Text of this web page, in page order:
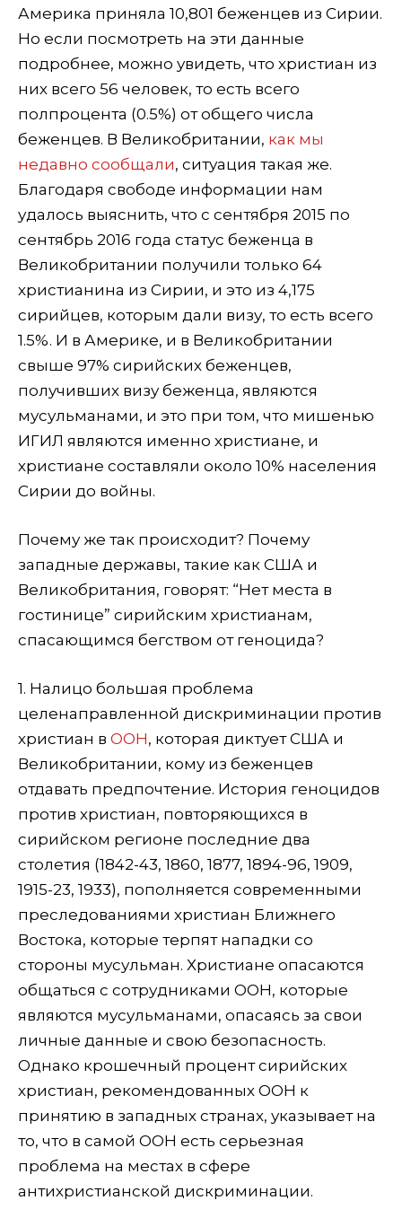
Америка приняла 10,801 беженцев из Сирии.
Но если посмотреть на эти данные
подробнее, можно увидеть, что христиан из
них всего 56 человек, то есть всего
полпроцента (0.5%) от общего числа
беженцев. В Великобритании, как мы
недавно сообщали, ситуация такая же.
Благодаря свободе информации нам
удалось выяснить, что с сентября 2015 по
сентябрь 2016 года статус беженца в
Великобритании получили только 64
христианина из Сирии, и это из 4,175
сирийцев, которым дали визу, то есть всего
1.5%. И в Америке, и в Великобритании
свыше 97% сирийских беженцев,
получивших визу беженца, являются
мусульманами, и это при том, что мишенью
ИГИЛ являются именно христиане, и
христиане составляли около 10% населения
Сирии до войны.
Почему же так происходит? Почему
западные державы, такие как США и
Великобритания, говорят: “Нет места в
гостинице” сирийским христианам,
спасающимся бегством от геноцида?
1. Налицо большая проблема
целенаправленной дискриминации против
христиан в ООН, которая диктует США и
Великобритании, кому из беженцев
отдавать предпочтение. История геноцидов
против христиан, повторяющихся в
сирийском регионе последние два
столетия (1842-43, 1860, 1877, 1894-96, 1909,
1915-23, 1933), пополняется современными
преследованиями христиан Ближнего
Востока, которые терпят нападки со
стороны мусульман. Христиане опасаются
общаться с сотрудниками ООН, которые
являются мусульманами, опасаясь за свои
личные данные и свою безопасность.
Однако крошечный процент сирийских
христиан, рекомендованных ООН к
принятию в западных странах, указывает на
то, что в самой ООН есть серьезная
проблема на местах в сфере
антихристианской дискриминации.